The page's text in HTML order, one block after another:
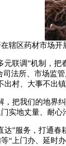
辖区药材市场
调”机制，把
司法所、市场监
村、大事不出镇
我们的地界纠
实地丈量、耐心
服务，打通春
“上门办、延时